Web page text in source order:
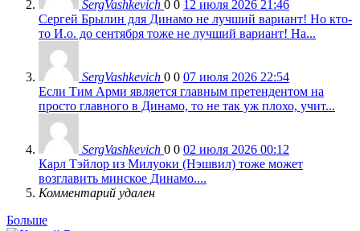
SergVashkevich 0 0 12 июля 2026 21:46
Сергей Брылин для Динамо не лучший вариант! Но кто-
то И.о. до сентября тоже не лучший вариант! На...
SergVashkevich 0 0 07 июля 2026 22:54
Если Тим Арми является главным претендентом на
просто главного в Динамо, то не так уж плохо, учит...
SergVashkevich 0 0 02 июля 2026 00:12
Карл Тэйлор из Милуоки (Нэшвил) тоже может
возглавить минское Динамо....
Комментарий удален
Больше